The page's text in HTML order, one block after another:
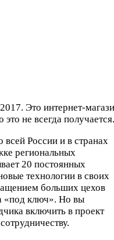
Это интернет-
не всегда
России и в странах
региональных
20 постоянных
технологии в своих
больших цехов
«под ключ». Но вы
включить в проект